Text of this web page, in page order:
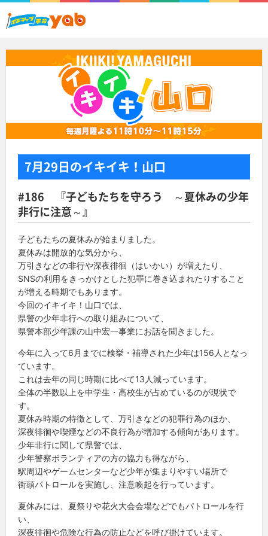
7月29日のイキイキ！山口
#186 『子どもたちを守ろう ～夏休みの少年
非行に注意～』
子どもたちの夏休みが始まりました。
夏休みは開放的な気分から、
万引きなどの非行や深夜徘徊（はいかい）が増えたり、
SNSの利用をきっかけとした犯罪に巻き込まれたりすること
が増える時期でもあります。
今回のイキイキ！山口では、
県警の少年非行への取り組みについて、
県警本部少年課の山中宏一事業にお話を聞きました。
今年に入って6月までに検挙・補導された少年は156人となっ
ています。
これは去年の同じ時期に比べて13人減っています。
全体の半数以上を中学生・高校生が占めているのが現状で
す。
夏休み時期の特徴として、万引きなどの犯罪行為のほか、
深夜徘徊や喫煙などの不良行為が増加する傾向があります。
少年非行に関して県警では、
少年警察ボランティアの方の協力も得ながら、
駅周辺やゲームセンターなど少年が集まりやすい場所で
街頭パトロールを実施し、注意喚起を行っています。
夏休みには、夏祭りや花火大会会場などでもパトロールを行
い、
深夜徘徊や危険な行為の防止などを呼び掛けています。